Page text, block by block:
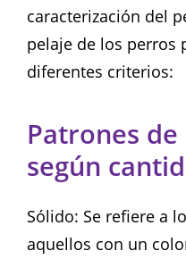
caracterización del
pelaje de los perros
diferentes criterios:
Patrones
según
Sólido: Se refiere a
aquellos con un